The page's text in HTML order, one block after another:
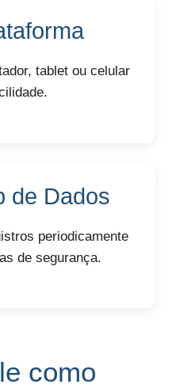
tablet ou celular
de Dados
periodicamente
de segurança.
como